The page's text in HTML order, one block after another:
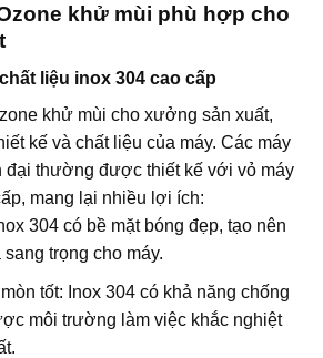
khử mùi phù hợp cho
liệu inox 304 cao cấp
khử mùi cho xưởng sản xuất,
kế và chất liệu của máy. Các máy
đại thường được thiết kế với vỏ máy
mang lại nhiều lợi ích:
304 có bề mặt bóng đẹp, tạo nên
trọng cho máy.
tốt: Inox 304 có khả năng chống
môi trường làm việc khắc nghiệt